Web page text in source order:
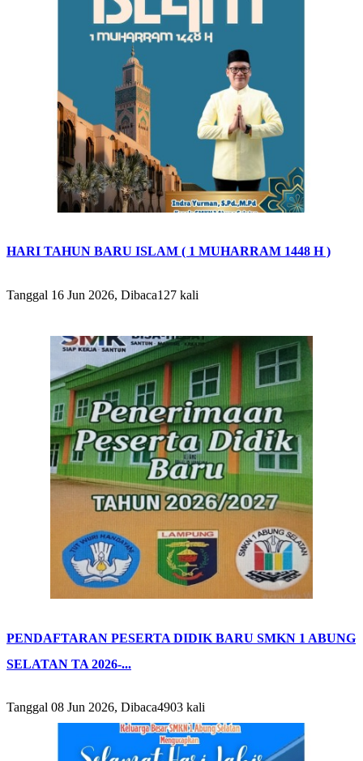
HARI TAHUN BARU ISLAM ( 1 MUHARRAM 1448 H )
Tanggal 16 Jun 2026, Dibaca127 kali
PENDAFTARAN PESERTA DIDIK BARU SMKN 1 ABUNG
SELATAN TA 2026-...
Tanggal 08 Jun 2026, Dibaca4903 kali